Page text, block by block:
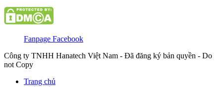
Fanpage Facebook
Công ty TNHH Hanatech Việt Nam - Đã đăng ký bản quyền - Do
not Copy
Trang chủ